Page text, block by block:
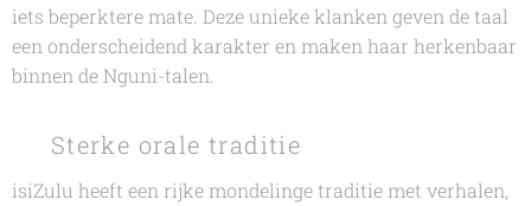
iets beperktere mate. Deze unieke klanken geven de taal
een onderscheidend karakter en maken haar herkenbaar
binnen de Nguni-talen.
🎭 Sterke orale traditie
isiZulu heeft een rijke mondelinge traditie met verhalen,